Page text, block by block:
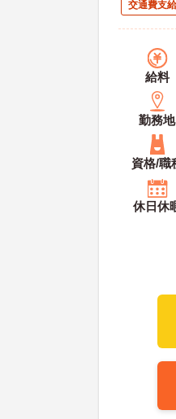
交通費支給
給料
勤務地
資格/職
休日休